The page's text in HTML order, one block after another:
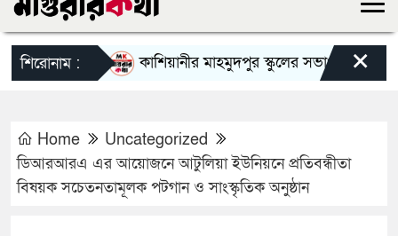
শিরোনাম : কাশিয়ানীর মাহমুদপুর স্কুলের সভাপতি হলেন গোবিন্দ
×
Home
Uncategorized
ডিআরআরএ এর আয়োজনে আটুলিয়া ইউনিয়নে প্রতিবন্ধীতা
বিষয়ক সচেতনতামূলক পটগান ও সাংস্কৃতিক অনুষ্ঠান